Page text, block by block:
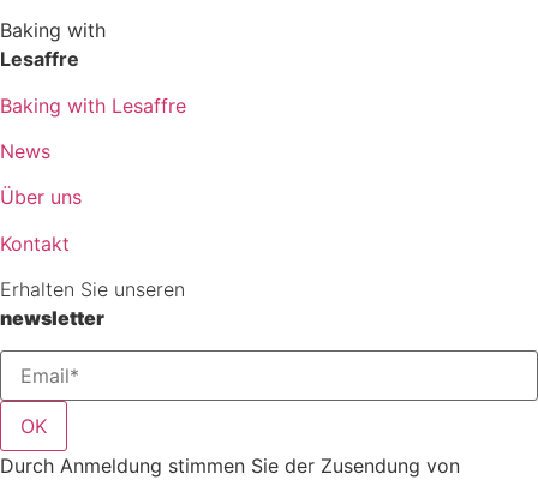
Baking with
Lesaffre
Baking with Lesaffre
News
Über uns
Kontakt
Erhalten Sie unseren
newsletter
OK
Durch Anmeldung stimmen Sie der Zusendung von